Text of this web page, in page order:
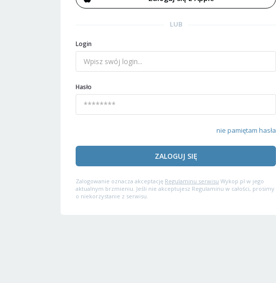
LUB
Login
Hasło
nie pamiętam hasła
ZALOGUJ SIĘ
Zalogowanie oznacza akceptację Regulaminu serwisu Wykop.pl w jego
aktualnym brzmieniu. Jeśli nie akceptujesz Regulaminu w całości, prosimy
o niekorzystanie z serwisu.